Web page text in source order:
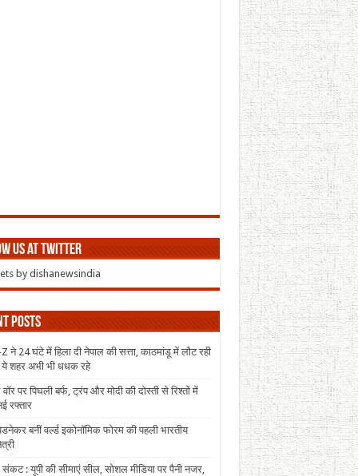
us at Twitter
by dishanewsindia
Posts
ने 24 घंटे में हिला दी नेपाल की सत्ता, काठमांडू में लौट रही
ये शहर अभी भी धधक रहे
पर पिघली बर्फ, ट्रंप और मोदी की दोस्ती से रिश्तों में
रफ्तार
बनीं वर्ल्ड इकोनॉमिक फोरम की पहली भारतीय
संकट : यूपी की सीमाएं सील, सोशल मीडिया पर पैनी नजर,